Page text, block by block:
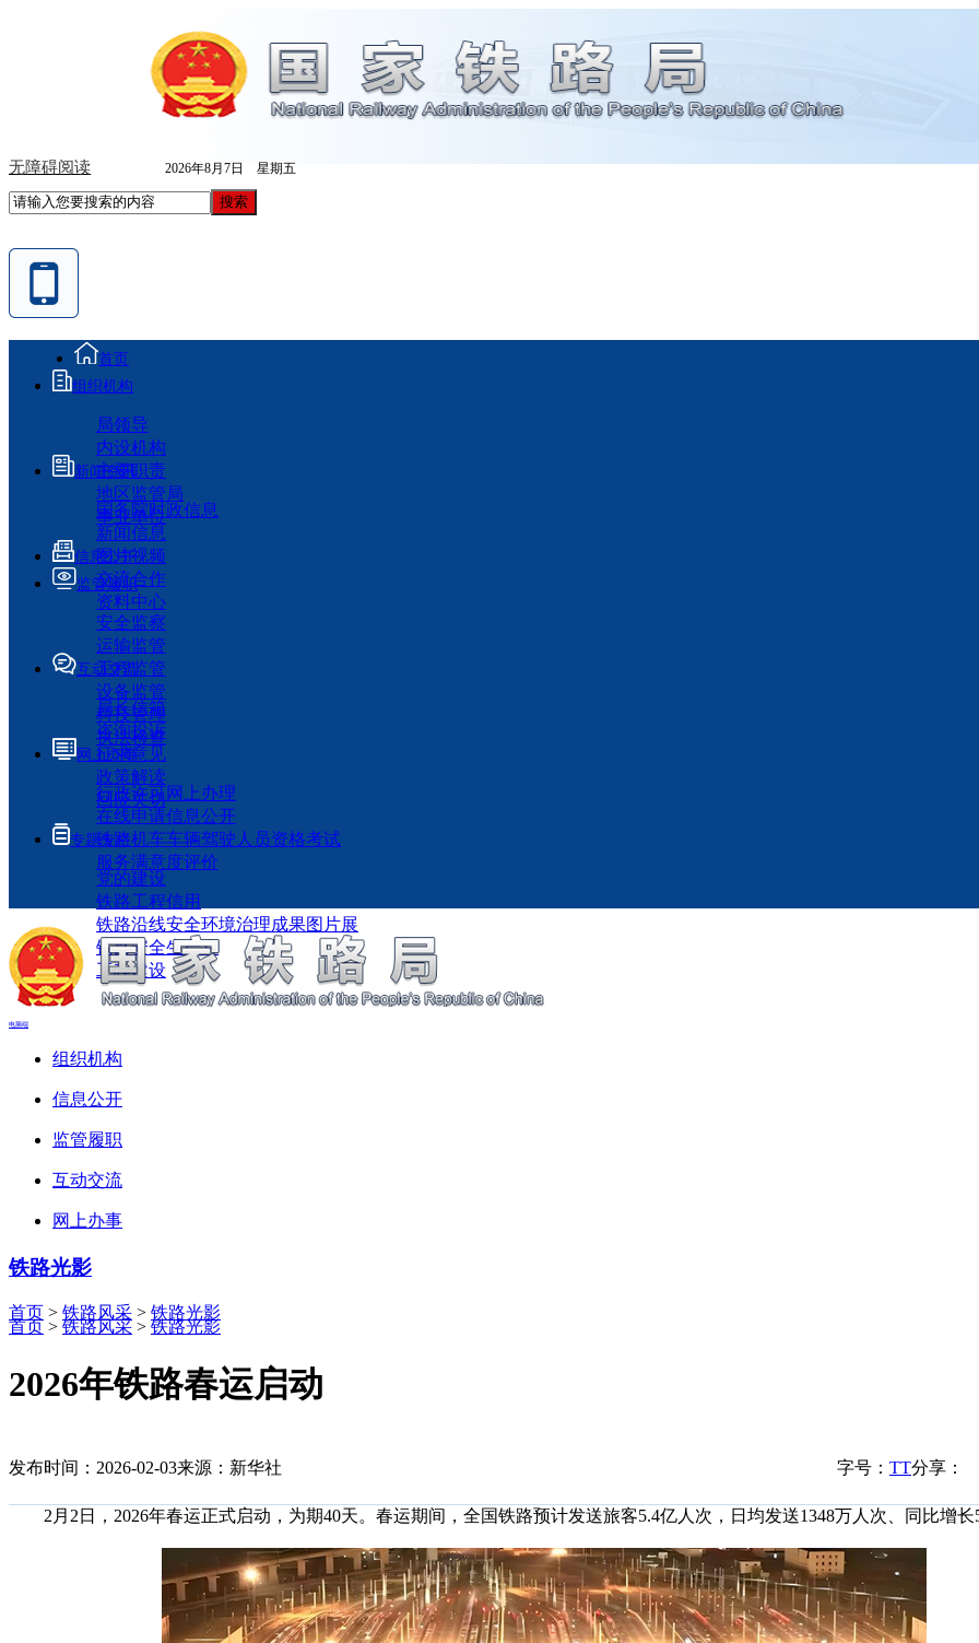
无障碍阅读 2026年8月7日 星期五
首页
组织机构
局领导
内设机构
主要职责
地区监管局
事业单位
新闻资讯
国务院时政信息
新闻信息
图片视频
交流合作
资料中心
信息公开
监管履职
安全监察
运输监管
工程监管
设备监管
科技管理
执法检查
互动交流
局长信箱
咨询投诉
征求意见
政策解读
回应关切
网上办事
行政许可网上办理
在线申请信息公开
铁路机车车辆驾驶人员资格考试
服务满意度评价
专题专栏
党的建设
铁路工程信用
铁路沿线安全环境治理成果图片展
铁路安全生产月
工程建设
电脑端
组织机构
信息公开
监管履职
互动交流
网上办事
铁路光影
首页 > 铁路风采 > 铁路光影
首页 > 铁路风采 > 铁路光影
2026年铁路春运启动
发布时间：2026-02-03来源：新华社 分享：
字号： TT
2月2日，2026年春运正式启动，为期40天。春运期间，全国铁路预计发送旅客5.4亿人次，日均发送1348万人次、同比增长